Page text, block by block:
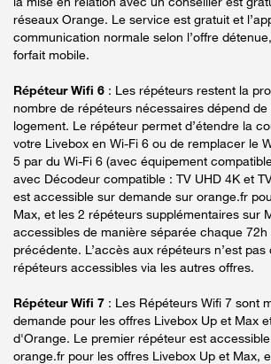
réseaux Orange. Le service est gratuit et
communication normale selon l’offre
forfait mobile.
Répéteur Wifi 6 : Les répéteurs restent la
nombre de répéteurs nécessaires dépend
logement. Le répéteur permet d’étendre la
votre Livebox en Wi-Fi 6 ou de remplacer le
5 par du Wi-Fi 6 (avec équipement
avec Décodeur compatible : TV UHD 4K et
est accessible sur demande sur orange.fr
Max, et les 2 répéteurs supplémentaires sur
accessibles de manière séparée chaque
précédente. L’accès aux répéteurs n’est
répéteurs accessibles via les autres offres.
Répéteur Wifi 7 : Les Répéteurs Wifi 7 sont
demande pour les offres Livebox Up et Max
d'Orange. Le premier répéteur est
orange.fr pour les offres Livebox Up et Max,